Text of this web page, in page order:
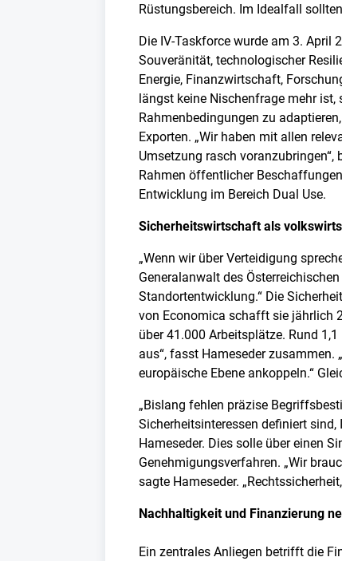
Rüstungsbereich. Im Idealfall
Die IV-Taskforce wurde am 3.
Souveränität, technologischer
Energie, Finanzwirtschaft,
längst keine Nischenfrage mehr
Rahmenbedingungen zu
Exporten. „Wir haben mit allen
Umsetzung rasch
Rahmen öffentlicher
Entwicklung im Bereich Dual Use.
Sicherheitswirtschaft als
„Wenn wir über Verteidigung
Generalanwalt des
Standortentwicklung.“ Die
von Economica schafft sie jährlich
über 41.000 Arbeitsplätze. Rund
aus“, fasst Hameseder
europäische Ebene ankoppeln.“
„Bislang fehlen präzise
Sicherheitsinteressen definiert
Hameseder. Dies solle über einen
Genehmigungsverfahren. „Wir
sagte Hameseder.
Nachhaltigkeit und Finanzierung
Ein zentrales Anliegen betrifft die